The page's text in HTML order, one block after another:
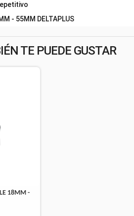
- 55MM DELTAPLUS
TE PUEDE GUSTAR
18MM -